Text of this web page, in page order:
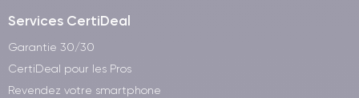
Services CertiDeal
Garantie 30/30
CertiDeal pour les Pros
Revendez votre smartphone